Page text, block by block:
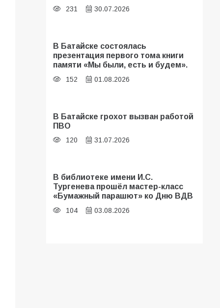
231 30.07.2026
В Батайске состоялась
презентация первого тома книги
памяти «Мы были, есть и будем».
152 01.08.2026
В Батайске грохот вызван работой
ПВО
120 31.07.2026
В библиотеке имени И.С.
Тургенева прошёл мастер-класс
«Бумажный парашют» ко Дню ВДВ
104 03.08.2026